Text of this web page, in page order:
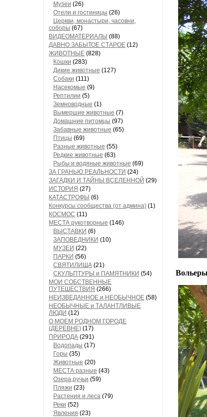
Музеи (26)
Отели и гостиницы (26)
Церкви, монастыри, часовни,
соборы (67)
ВИДЕОМАТЕРИАЛЫ (88)
ДАВНО ЗАБЫТОЕ СТАРОЕ (12)
ЖИВОТНЫЕ (828)
Кошки (283)
Дикие животные (127)
Собаки (111)
Насекомые (9)
Рептилии (5)
Земноводные (1)
Вымершие животные (7)
Домашние питомцы (97)
Забавные животные (65)
Птицы (69)
Разные животные (55)
Редкие животные (63)
Рыбы и водяные животные (69)
ЗА ГРАНЬЮ РЕАЛЬНОСТИ (24)
ЗАГАДКИ И ТАЙНЫ ВСЕЛЕННОЙ (29)
ИСТОРИЯ (27)
КАТАСТРОФЫ (6)
Конкурсы сообщества (от админа) (1)
КОСМОС (11)
МЕСТА рукотворные (146)
ВЫСТАВКИ (6)
ЗАПОВЕДНИКИ (10)
МУЗЕИ (22)
ПАРКИ (56)
СВЯТИЛИЩА (21)
СКУЛЬПТУРЫ и ПАМЯТНИКИ (54)
МОИ СОБСТВЕННЫЕ
ПУТЕШЕСТВИЯ (266)
НЕИЗВЕДАННОЕ и НЕОБЫЧНОЕ (58)
НЕОБЫЧНЫЕ и ТАЛАНТЛИВЫЕ
ЛЮДИ (12)
О МОЕМ РОДНОМ ГОРОДЕ
(ДЕРЕВНЕ) (17)
ПРИРОДА (291)
Водопады (17)
Горы (35)
Животные (20)
МЕСТА разные (43)
Озера,ручьи (59)
Пляжи (23)
Растения и леса (79)
Реки (52)
Явления (23)
В